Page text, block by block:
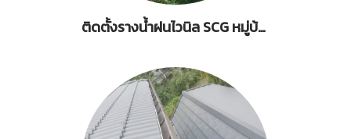
ติดตั้งรางน้ำฝนไวนิล SCG หมู่บ้านพฤกษา 9 คลองสาม